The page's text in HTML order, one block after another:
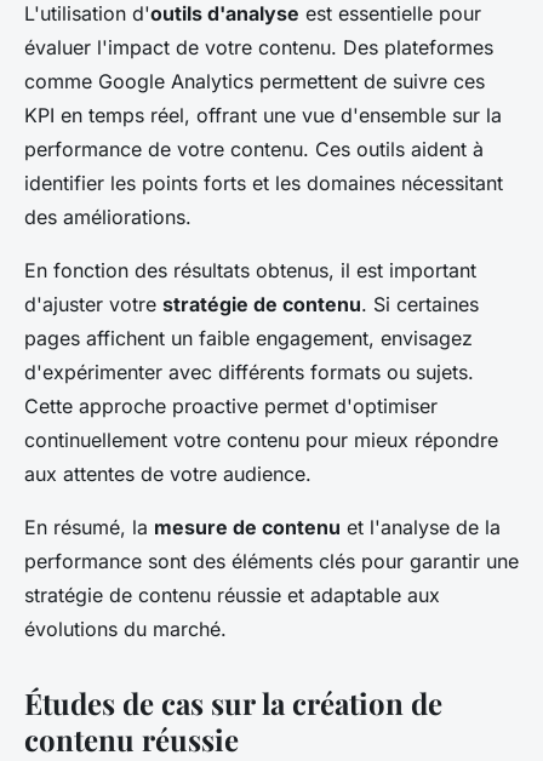
L'utilisation d'outils d'analyse est essentielle pour
évaluer l'impact de votre contenu. Des plateformes
comme Google Analytics permettent de suivre ces
KPI en temps réel, offrant une vue d'ensemble sur la
performance de votre contenu. Ces outils aident à
identifier les points forts et les domaines nécessitant
des améliorations.
En fonction des résultats obtenus, il est important
d'ajuster votre stratégie de contenu. Si certaines
pages affichent un faible engagement, envisagez
d'expérimenter avec différents formats ou sujets.
Cette approche proactive permet d'optimiser
continuellement votre contenu pour mieux répondre
aux attentes de votre audience.
En résumé, la mesure de contenu et l'analyse de la
performance sont des éléments clés pour garantir une
stratégie de contenu réussie et adaptable aux
évolutions du marché.
Études de cas sur la création de
contenu réussie